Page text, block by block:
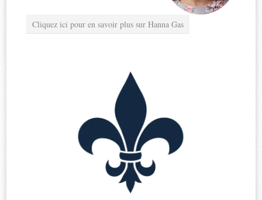
Cliquez ici pour en savoir plus sur Hanna Gas